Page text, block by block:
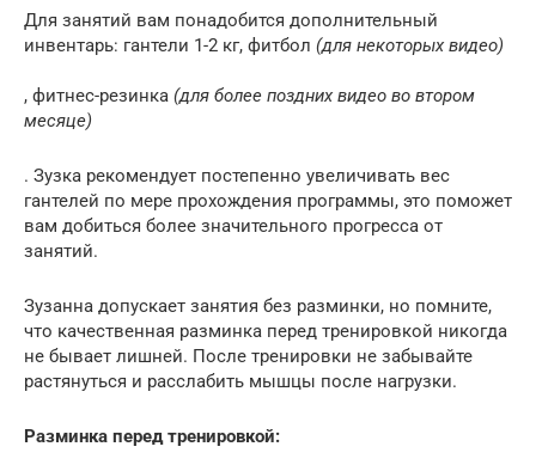
Для занятий вам понадобится дополнительный
инвентарь: гантели 1-2 кг, фитбол (для некоторых видео)
, фитнес-резинка (для более поздних видео во втором
месяце)
. Зузка рекомендует постепенно увеличивать вес
гантелей по мере прохождения программы, это поможет
вам добиться более значительного прогресса от
занятий.
Зузанна допускает занятия без разминки, но помните,
что качественная разминка перед тренировкой никогда
не бывает лишней. После тренировки не забывайте
растянуться и расслабить мышцы после нагрузки.
Разминка перед тренировкой: